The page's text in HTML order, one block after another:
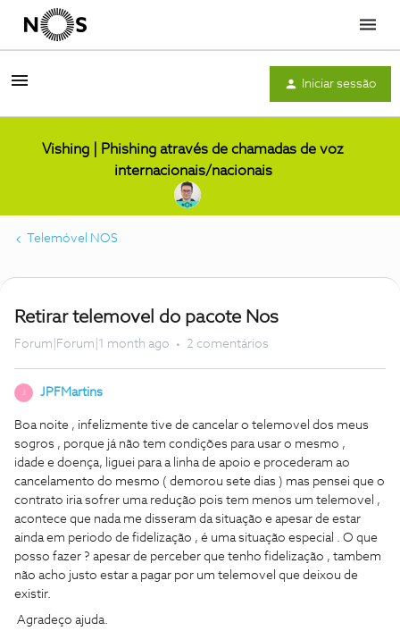
Menu
Iniciar sessão
Vishing | Phishing através de chamadas de voz
internacionais/nacionais
Telemóvel NOS
Retirar telemovel do pacote Nos
Forum|Forum|1 month ago 2 comentários
JPFMartins
Boa noite , infelizmente tive de cancelar o telemovel dos meus
sogros , porque já não tem condições para usar o mesmo ,
idade e doença, liguei para a linha de apoio e procederam ao
cancelamento do mesmo ( demorou sete dias ) mas pensei que o
contrato iria sofrer uma redução pois tem menos um telemovel ,
acontece que nada me disseram da situação e apesar de estar
ainda em periodo de fidelização , é uma situação especial . O que
posso fazer ? apesar de perceber que tenho fidelização , tambem
não acho justo estar a pagar por um telemovel que deixou de
existir.
Agradeço ajuda.